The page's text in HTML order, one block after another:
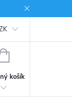
NÁKUPNÍ
košík